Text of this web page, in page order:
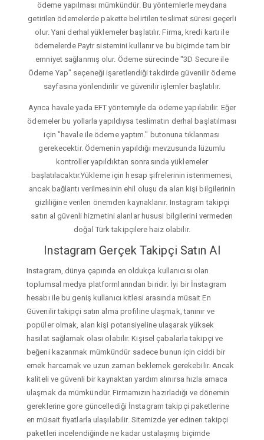
ödeme yapılması mümkündür. Bu yöntemlerle meydana
getirilen ödemelerde pakette belirtilen teslimat süresi geçerli
olur. Yani derhal yüklemeler başlatılır. Firma, kredi kartı ile
ödemelerde Paytr sistemini kullanır ve bu biçimde tam bir
emniyet sağlanmış olur. Ödeme sürecinde "3D Secure ile
Ödeme Yap" seçeneği işaretlendiği takdirde güvenilir ödeme
sayfasına yönlendirilir ve güvenilir işlemler başlatılır.
Ayrıca havale yada EFT yöntemiyle da ödeme yapılabilir. Eğer
ödemeler bu yollarla yapıldıysa teslimatın derhal başlatılması
için "havale ile ödeme yaptım." butonuna tıklanması
gerekecektir. Ödemenin yapıldığı mevzusunda lüzumlu
kontroller yapıldıktan sonrasında yüklemeler
başlatılacaktır.Yükleme için hesap şifrelerinin istenmemesi,
ancak bağlantı verilmesinin ehil oluşu da alan kişi bilgilerinin
gizliliğine verilen önemden kaynaklanır. Instagram takipçi
satın al güvenli hizmetini alanlar hususi bilgilerini vermeden
doğal Türk takipçilere haiz olabilir.
Instagram Gerçek Takipçi Satın Al
Instagram, dünya çapında en oldukça kullanıcısı olan
toplumsal medya platformlarından biridir. İyi bir İnstagram
hesabı ile bu geniş kullanıcı kitlesi arasında müsait En
Güvenilir takipçi satın alma profiline ulaşmak, tanınır ve
popüler olmak, alan kişi potansiyeline ulaşarak yüksek
hasılat sağlamak olası olabilir. Kişisel çabalarla takipçi ve
beğeni kazanmak mümkündür sadece bunun için ciddi bir
emek harcamak ve uzun zaman beklemek gerekebilir. Ancak
kaliteli ve güvenli bir kaynaktan yardım alınırsa hızla amaca
ulaşmak da mümkündür. Firmamızın hazırladığı ve dönemin
gereklerine gore güncellediği İnstagram takipçi paketlerine
en müsait fiyatlarla ulaşılabilir. Sitemizde yer edinen takipçi
paketleri incelendiğinde ne kadar ustalaşmış biçimde